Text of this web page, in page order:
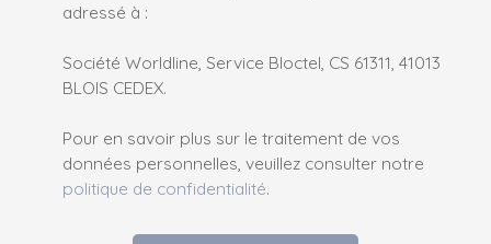
adressé à :
Société Worldline, Service Bloctel, CS 61311, 41013
BLOIS CEDEX.
Pour en savoir plus sur le traitement de vos
données personnelles, veuillez consulter notre
politique de confidentialité.